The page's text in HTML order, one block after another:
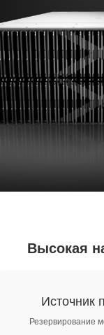
Высокая
Источник
Резервирование